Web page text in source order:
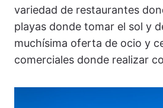
variedad de restaurantes
playas donde tomar el sol y
muchísima oferta de ocio y
comerciales donde realizar